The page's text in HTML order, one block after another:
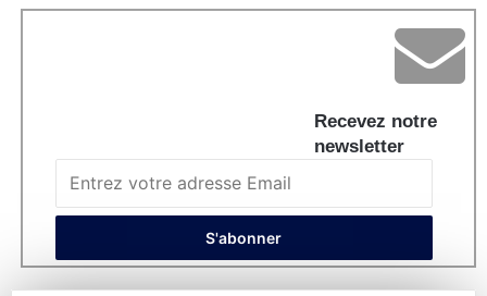
Recevez notre
newsletter